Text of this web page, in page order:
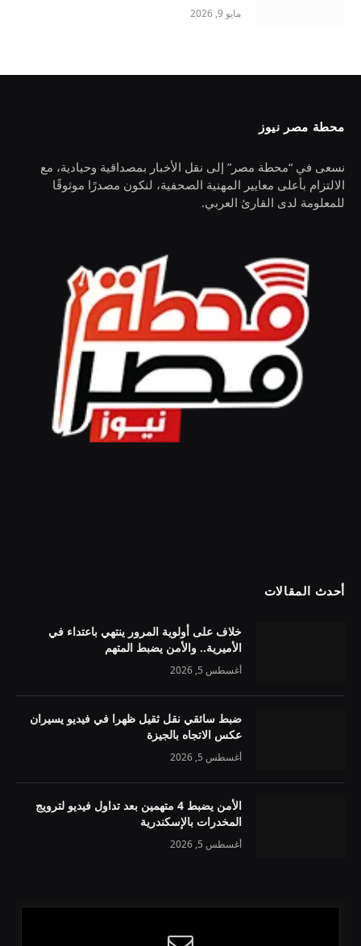
مايو 9, 2026
محطة مصر نيوز
نسعى في “محطة مصر” إلى نقل الأخبار بمصداقية وحيادية، مع
الالتزام بأعلى معايير المهنية الصحفية، لنكون مصدرًا موثوقًا
للمعلومة لدى القارئ العربي.
أحدث المقالات
خلاف على أولوية المرور ينتهي باعتداء في
الأميرية.. والأمن يضبط المتهم
أغسطس 5, 2026
ضبط سائقي نقل ثقيل ظهرا في فيديو يسيران
عكس الاتجاه بالجيزة
أغسطس 5, 2026
الأمن يضبط 4 متهمين بعد تداول فيديو لترويج
المخدرات بالإسكندرية
أغسطس 5, 2026